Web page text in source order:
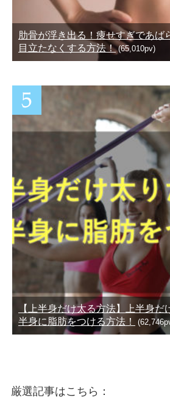
肋骨が浮き出る！痩せすぎであば
目立たなくする方法！(65,010pv)
【上半身だけ太る方法】上半身だ
半身に脂肪をつける方法！
厳選記事はこちら：